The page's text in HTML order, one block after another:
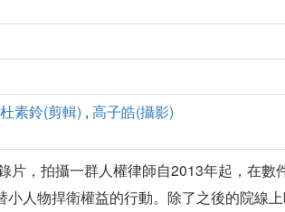
杜素鈴(剪輯) , 高子皓(攝影)
片，拍攝一群人權律師自2013年起，在
人物捍衛權益的行動。除了之後的院線